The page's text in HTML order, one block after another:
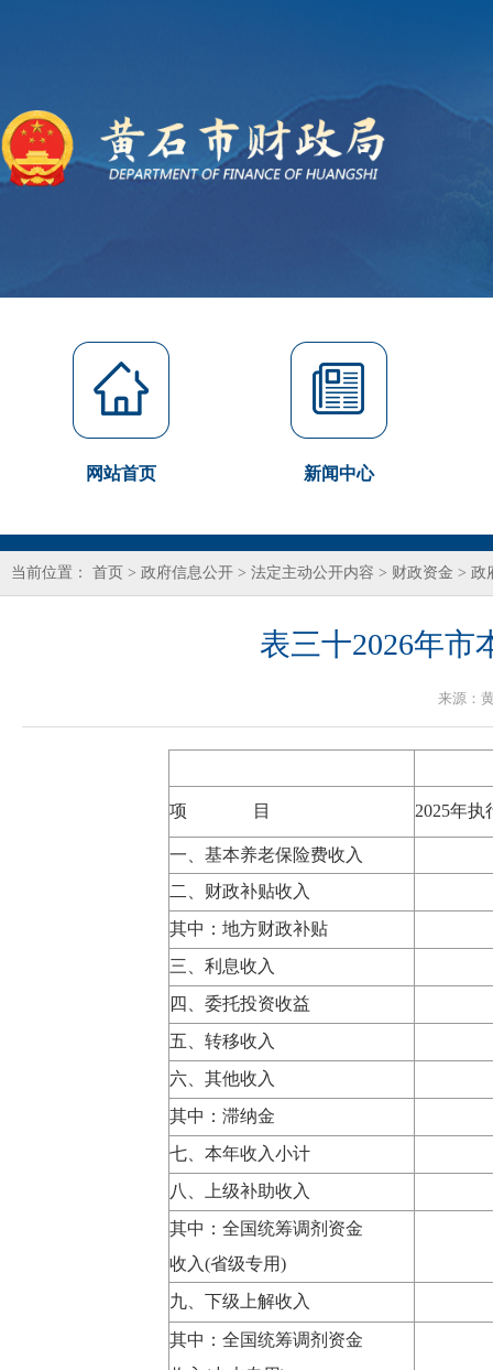
网站首页 新闻中心
当前位置： 首页 > 政府信息公开 > 法定主动公开内容 > 财政资金 > 政
表三十2026年市
来源：
项 目 2025年执
一、基本养老保险费收入
二、财政补贴收入
其中：地方财政补贴
三、利息收入
四、委托投资收益
五、转移收入
六、其他收入
其中：滞纳金
七、本年收入小计
八、上级补助收入
其中：全国统筹调剂资金
收入(省级专用)
九、下级上解收入
其中：全国统筹调剂资金